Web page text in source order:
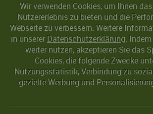
Wir verwenden Cookies, um Ihnen
Nutzererlebnis zu bieten und die
Webseite zu verbessern. Weitere
in unserer Datenschutzerklärung.
weiter nutzen, akzeptieren Sie das
Cookies, die folgende Zwecke
Nutzungsstatistik, Verbindung zu
gezielte Werbung und